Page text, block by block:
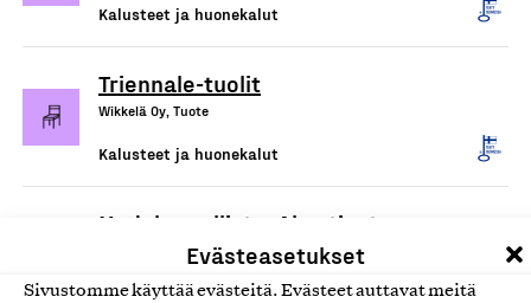
Evästeasetukset
Sivustomme käyttää evästeitä. Evästeet auttavat meitä
Kalusteet ja huonekalut
Triennale-tuolit
Wikkelä Oy, Tuote
Kalusteet ja huonekalut
Module-mallisto: Akustiset
Module Solutions Oy, Tuote